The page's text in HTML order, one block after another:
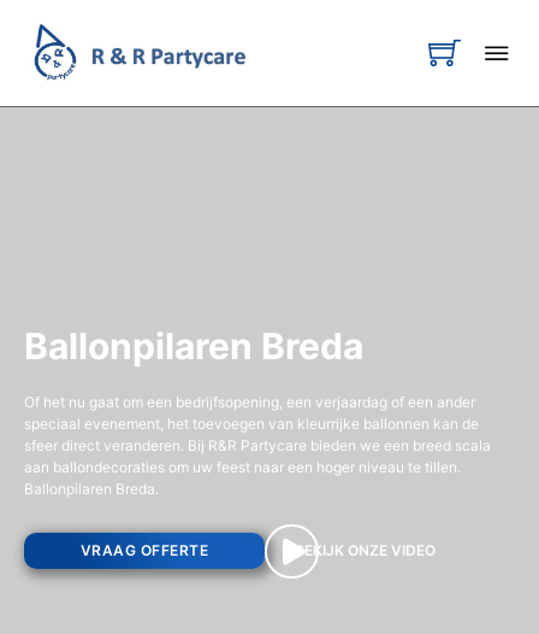
Ballonpilaren Breda
Of het nu gaat om een bedrijfsopening, een verjaardag of een ander
speciaal evenement, het toevoegen van kleurrijke ballonnen kan de
sfeer direct veranderen. Bij R&R Partycare bieden we een breed scala
aan ballondecoraties om uw feest naar een hoger niveau te tillen.
Ballonpilaren Breda.
VRAAG OFFERTE BEKIJK ONZE VIDEO